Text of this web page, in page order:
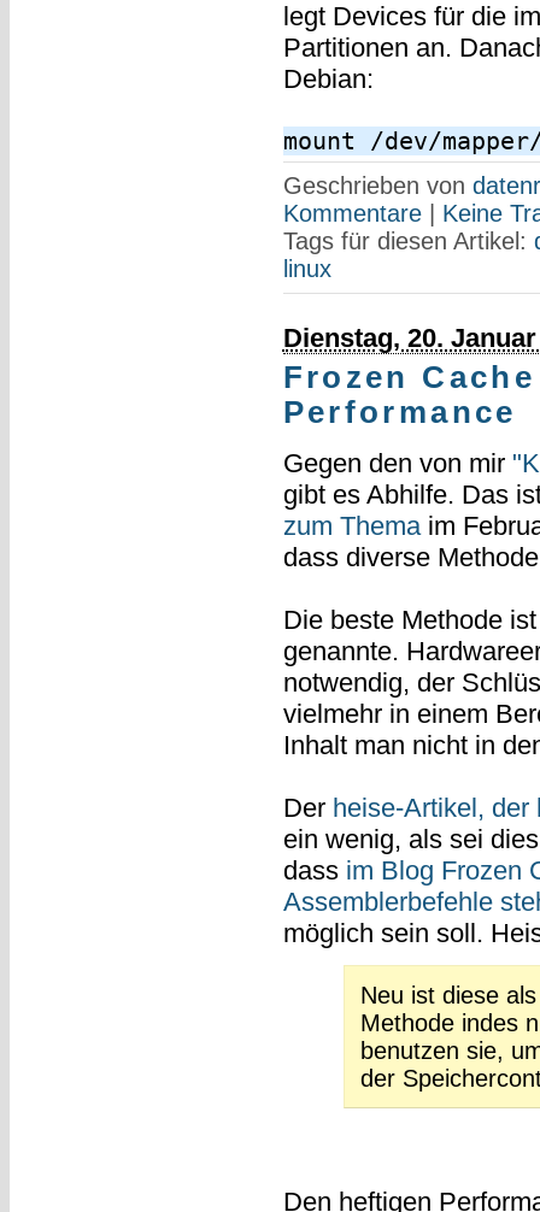
legt Devices für die
Partitionen an.
Debian:
mount /dev/
Geschrieben von
Kommentare| Keine
Tags für diesen Artikel:
linux
Dienstag, 20. Januar
Frozen
Performance
Gegen den von mir
gibt es Abhilfe. Das
zum Themaim
dass diverse
Die beste Methode
genannte.
notwendig, der
vielmehr in einem
Inhalt man nicht in
Der heise-Artikel, der
ein wenig, als sei
dass im Blog Frozen
Assemblerbefehle
möglich sein soll.
Neu ist diese
Methode indes
benutzen sie,
der
Den heftigen